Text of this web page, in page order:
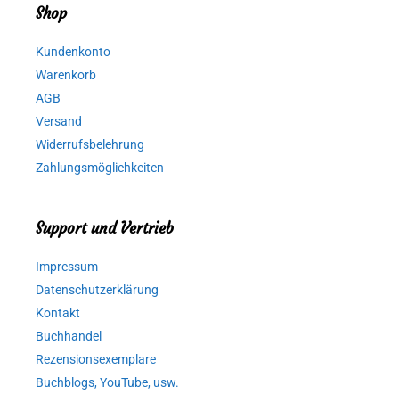
Shop
Kundenkonto
Warenkorb
AGB
Versand
Widerrufsbelehrung
Zahlungsmöglichkeiten
Support und Vertrieb
Impressum
Datenschutzerklärung
Kontakt
Buchhandel
Rezensionsexemplare
Buchblogs, YouTube, usw.